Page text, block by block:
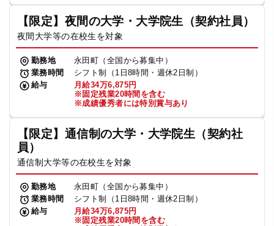
【限定】夜間の大学・大学院生（契約社員）
夜間大学等の在校生を対象
勤務地
永田町（全国から募集中）
業務時間
シフト制（1日8時間・週休2日制）
給与
月給34万6,875円
※固定残業20時間を含む
※成績優秀者には特別賞与あり
【限定】通信制の大学・大学院生（契約社
員）
通信制大学等の在校生を対象
勤務地
永田町（全国から募集中）
業務時間
シフト制（1日8時間・週休2日制）
給与
月給34万6,875円
※固定残業20時間を含む